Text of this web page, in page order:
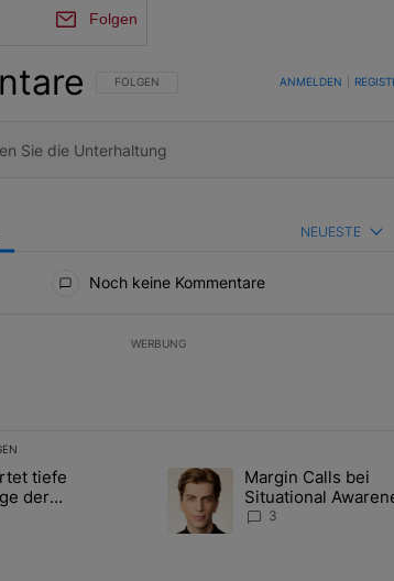
Folgen
FOLGE DIESER UNTERHALTUNG, UM
FOLGEN ANMELDEN
NEUESTE
Noch keine Kommentare
WERBUNG
Liste der am meisten kommentierten Artikel der
dem Titel "Unerwartet tiefe Nachfrage der
tiefe
der
könnte
Ein Trendartikel mit dem Titel
Margin Calls bei
Situational
Alles über den
3